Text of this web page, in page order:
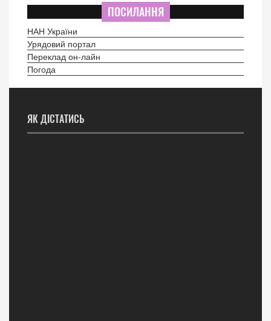
ПОСИЛАННЯ
НАН України
Урядовий портал
Переклад он-лайн
Погода
ЯК ДІСТАТИСЬ